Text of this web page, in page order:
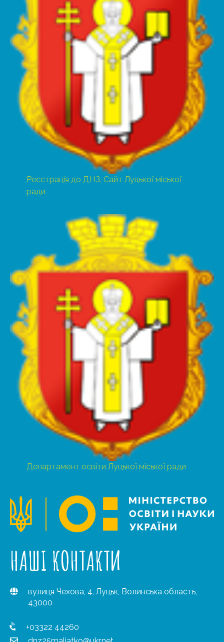
Реєстрація до ДНЗ. Сайт Луцької міської
ради
Департамент освіти Луцької міської ради
НАШІ КОНТАКТИ
вулиця Чехова, 4, Луцьк, Волинська область,
43000
+03322 44260